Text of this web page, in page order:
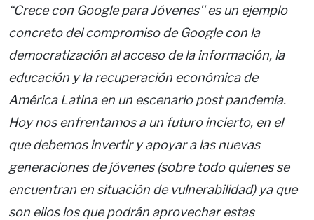
“Crece con Google para Jóvenes'' es un ejemplo
concreto del compromiso de Google con la
democratización al acceso de la información, la
educación y la recuperación económica de
América Latina en un escenario post pandemia.
Hoy nos enfrentamos a un futuro incierto, en el
que debemos invertir y apoyar a las nuevas
generaciones de jóvenes (sobre todo quienes se
encuentran en situación de vulnerabilidad) ya que
son ellos los que podrán aprovechar estas